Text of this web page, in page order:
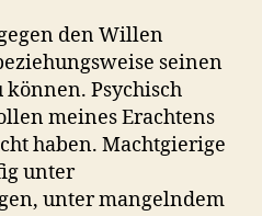
den Willen
seinen
Psychisch
meines Erachtens
haben. Machtgierige
unter
unter mangelndem